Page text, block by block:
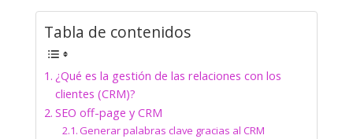
Tabla de contenidos
¿Qué es la gestión de las relaciones con los
clientes (CRM)?
SEO off-page y CRM
Generar palabras clave gracias al CRM